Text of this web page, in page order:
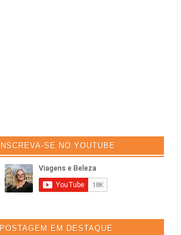
INSCREVA-SE NO YOUTUBE
POSTAGEM EM DESTAQUE